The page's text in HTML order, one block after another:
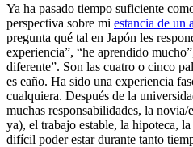
Ya ha pasado tiempo suficiente
perspectiva sobre mi estancia de un
pregunta qué tal en Japón les
experiencia”, “he aprendido
diferente”. Son las cuatro o cinco
es eaño. Ha sido una experiencia
cualquiera. Después de la
muchas responsabilidades, la
ya), el trabajo estable, la hipoteca,
difícil poder estar durante tanto